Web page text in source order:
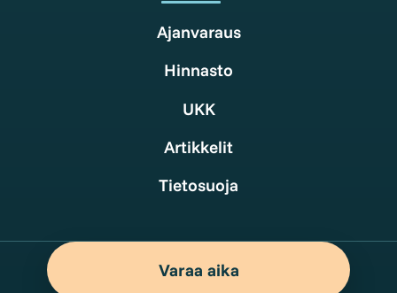
Ajanvaraus
Hinnasto
UKK
Artikkelit
Tietosuoja
Varaa aika